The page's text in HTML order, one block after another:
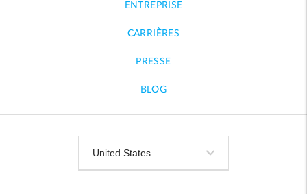
ENTREPRISE
CARRIÈRES
PRESSE
BLOG